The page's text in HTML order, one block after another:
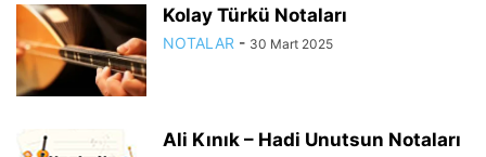
Kolay Türkü Notaları
NOTALAR - 30 Mart 2025
Ali Kınık – Hadi Unutsun Notaları